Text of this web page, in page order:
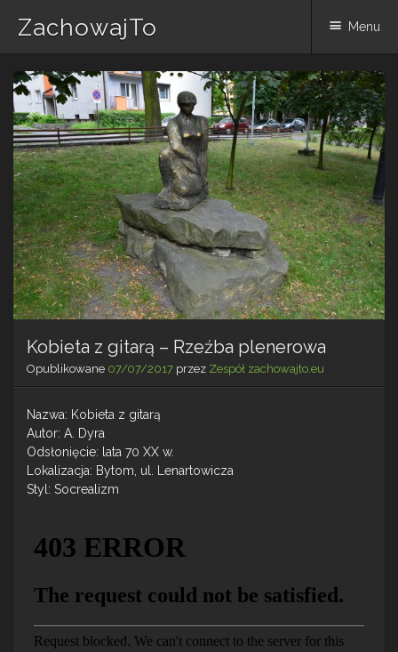
ZachowajTo Menu
Skip
to
content
Kobieta z gitarą – Rzeźba plenerowa
Opublikowane 07/07/2017 przez Zespół zachowajto.eu
Nazwa: Kobieta z gitarą
Autor: A. Dyra
Odsłonięcie: lata 70 XX w.
Lokalizacja: Bytom, ul. Lenartowicza
Styl: Socrealizm